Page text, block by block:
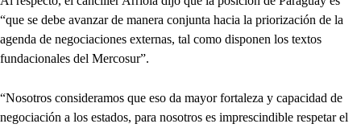
“que se debe avanzar de manera conjunta hacia la priorización de la
agenda de negociaciones externas, tal como disponen los textos
fundacionales del Mercosur”.
“Nosotros consideramos que eso da mayor fortaleza y capacidad de
negociación a los estados, para nosotros es imprescindible respetar el